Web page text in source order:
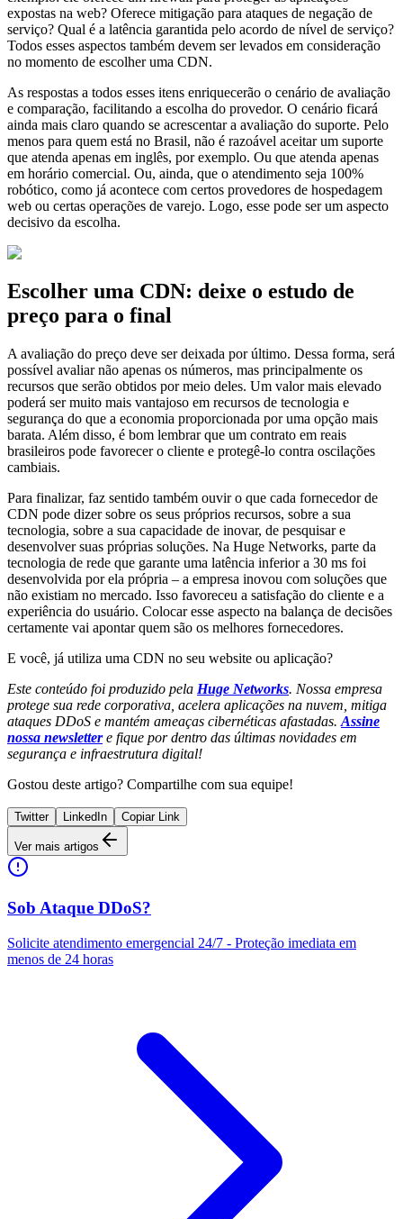
expostas na web? Oferece mitigação para ataques de negação de
serviço? Qual é a latência garantida pelo acordo de nível de serviço?
Todos esses aspectos também devem ser levados em consideração
no momento de escolher uma CDN.
As respostas a todos esses itens enriquecerão o cenário de avaliação
e comparação, facilitando a escolha do provedor. O cenário ficará
ainda mais claro quando se acrescentar a avaliação do suporte. Pelo
menos para quem está no Brasil, não é razoável aceitar um suporte
que atenda apenas em inglês, por exemplo. Ou que atenda apenas
em horário comercial. Ou, ainda, que o atendimento seja 100%
robótico, como já acontece com certos provedores de hospedagem
web ou certas operações de varejo. Logo, esse pode ser um aspecto
decisivo da escolha.
Escolher uma CDN: deixe o estudo de
preço para o final
A avaliação do preço deve ser deixada por último. Dessa forma, será
possível avaliar não apenas os números, mas principalmente os
recursos que serão obtidos por meio deles. Um valor mais elevado
poderá ser muito mais vantajoso em recursos de tecnologia e
segurança do que a economia proporcionada por uma opção mais
barata. Além disso, é bom lembrar que um contrato em reais
brasileiros pode favorecer o cliente e protegê-lo contra oscilações
cambiais.
Para finalizar, faz sentido também ouvir o que cada fornecedor de
CDN pode dizer sobre os seus próprios recursos, sobre a sua
tecnologia, sobre a sua capacidade de inovar, de pesquisar e
desenvolver suas próprias soluções. Na Huge Networks, parte da
tecnologia de rede que garante uma latência inferior a 30 ms foi
desenvolvida por ela própria – a empresa inovou com soluções que
não existiam no mercado. Isso favoreceu a satisfação do cliente e a
experiência do usuário. Colocar esse aspecto na balança de decisões
certamente vai apontar quem são os melhores fornecedores.
E você, já utiliza uma CDN no seu website ou aplicação?
Este conteúdo foi produzido pela Huge Networks. Nossa empresa
protege sua rede corporativa, acelera aplicações na nuvem, mitiga
ataques DDoS e mantém ameaças cibernéticas afastadas. Assine
nossa newslettere fique por dentro das últimas novidades em
segurança e infraestrutura digital!
Gostou deste artigo? Compartilhe com sua equipe!
Twitter LinkedIn Copiar Link
Ver mais artigos
Sob Ataque DDoS?
Solicite atendimento emergencial 24/7 - Proteção imediata em
menos de 24 horas